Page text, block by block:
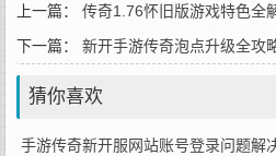
上一篇： 传奇1.76怀旧版游戏特色全
下一篇： 新开手游传奇泡点升级全攻
猜你喜欢
手游传奇新开服网站账号登录问题解